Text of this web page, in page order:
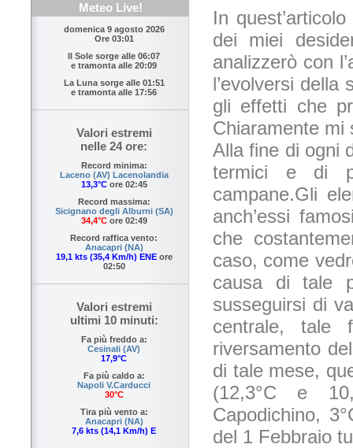
Meteo Live!
domenica 9 agosto 2026
Ore 03:01
Il Sole sorge alle 06:07
e tramonta alle 20:09
La Luna sorge alle 01:51
e tramonta alle 17:56
Valori estremi
nelle 24 ore:
Record minima:
Laceno (AV) Lacenolandia
13,3°Core 02:45
Record massima:
Sicignano degli Alburni (SA)
34,4°Core 02:49
Record raffica vento:
Anacapri (NA)
19,1 kts (35,4 Km/h) ENEore
02:50
Valori estremi
ultimi 10 minuti:
Fa più freddo a:
Cesinali (AV)
17,9°C
Fa più caldo a:
Napoli V.Carducci
30°C
Tira più vento a:
Anacapri (NA)
7,6 kts (14,1 Km/h) E
In
dei miei
analizzerò con
l’evolversi della
gli effetti che
Chiaramente mi
Alla fine di ogni
termici e di
campane.Gli
anch’essi
che
caso, come
causa di tale
susseguirsi di
centrale, tale
riversamento
di tale mese,
(12,3°C e
Capodichino,
del 1 Febbraio